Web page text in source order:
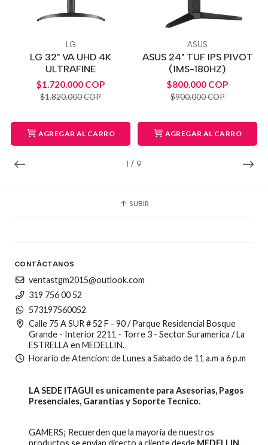
1 / 9
LG
LG 32" VA UHD 4K
ULTRAFINE
$1.720.000 COP
$1.820.000 COP
AGREGAR AL CARRO
ASUS
ASUS 24" TUF IPS PIVOT
(1MS-180HZ)
$800.000 COP
$900.000 COP
AGREGAR AL CARRO
SUBIR
CONTÁCTANOS
ventastgm2015@outlook.com
319 756 00 52
573197560052
Calle 75 A SUR # 52 F - 90 / Parque Residencial Bosque
Grande - Interior 2211 - Torre 3 - Sector Suramerica / La
ESTRELLA en MEDELLIN.
Horario de Atencion: de Lunes a Sabado de 11 a.m a 6 p.m
LA SEDE ITAGUI es unicamente para Asesorias, Pagos
Presenciales, Garantias y Soporte Tecnico.
GAMERS¡ Recuerden que la mayoria de nuestros